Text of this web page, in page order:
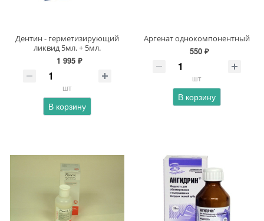
Дентин - герметизирующий
ликвид 5мл. + 5мл.
1 995 ₽
шт
В корзину
Аргенат однокомпонентный
550 ₽
шт
В корзину